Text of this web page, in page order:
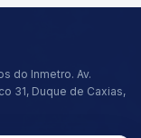
do Inmetro. Av.
31, Duque de Caxias,